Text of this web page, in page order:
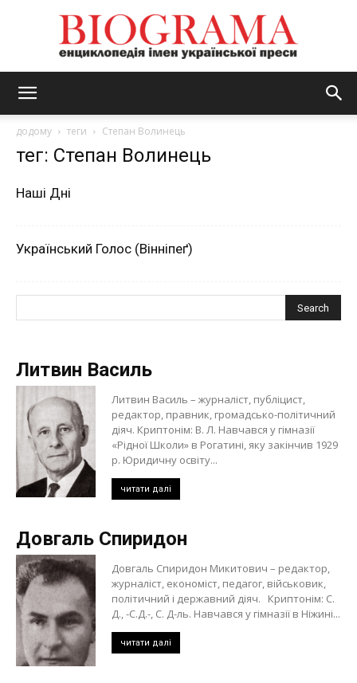
додому теги Степан Волинець
тег: Степан Волинець
Наші Дні
Український Голос (Вінніпеґ)
Литвин Василь
Литвин Василь – журналіст, публіцист,
редактор, правник, громадсько-політичний
діяч. Криптонім: В. Л. Навчався у гімназії
«Рідної Школи» в Рогатині, яку закінчив 1929
р. Юридичну освіту...
читати далі
Довгаль Спиридон
Довгаль Спиридон Микитович – редактор,
журналіст, економіст, педагог, військовик,
політичний і державний діяч. Криптонім: С.
Д., -С.Д.-, С. Д-ль. Навчався у гімназії в Ніжині...
читати далі